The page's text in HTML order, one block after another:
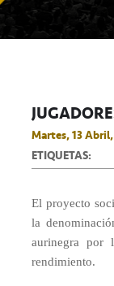
Martes, 13
ETIQUETAS:
El proyecto
la
aurinegra por
rendimiento.